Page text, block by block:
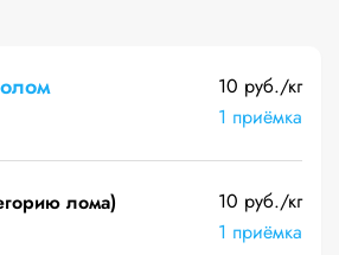
10 руб./кг
1 приёмка
лома)
10 руб./кг
1 приёмка